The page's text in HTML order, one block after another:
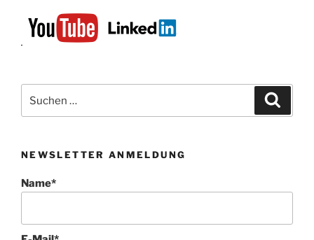
nach:
NEWSLETTER ANMELDUNG
Name*